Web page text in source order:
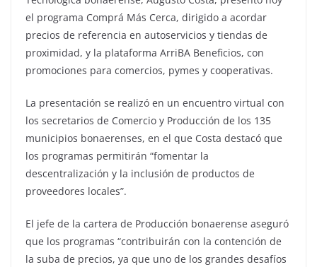
el programa Comprá Más Cerca, dirigido a acordar
precios de referencia en autoservicios y tiendas de
proximidad, y la plataforma ArriBA Beneficios, con
promociones para comercios, pymes y cooperativas.
La presentación se realizó en un encuentro virtual con
los secretarios de Comercio y Producción de los 135
municipios bonaerenses, en el que Costa destacó que
los programas permitirán “fomentar la
descentralización y la inclusión de productos de
proveedores locales”.
El jefe de la cartera de Producción bonaerense aseguró
que los programas “contribuirán con la contención de
la suba de precios, ya que uno de los grandes desafíos